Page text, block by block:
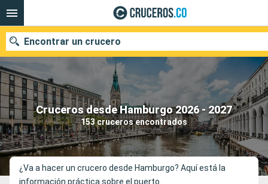
Cruceros desde Hamburgo 2026 - 2027
153 cruceros encontrados
Encontrar un crucero
Fecha de salida
Buscar
¿Va a hacer un crucero desde Hamburgo? Aquí está la
información práctica sobre el puerto.